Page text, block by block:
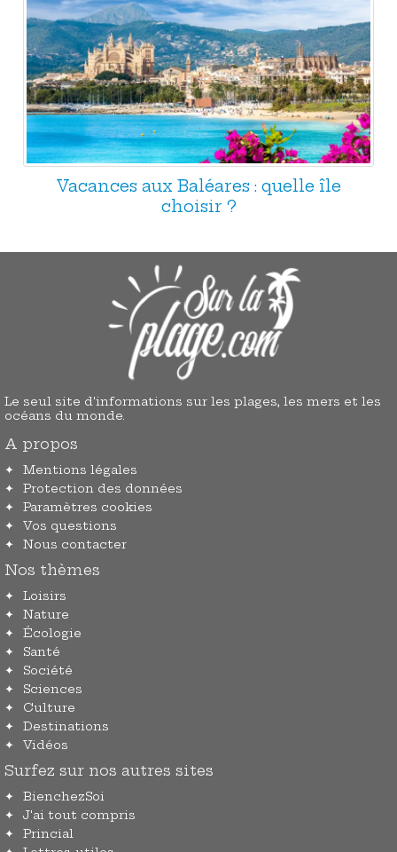
Vacances aux Baléares : quelle île
choisir ?
Le seul site d'informations sur les plages, les mers et les
océans du monde.
A propos
Mentions légales
Protection des données
Paramètres cookies
Vos questions
Nous contacter
Nos thèmes
Loisirs
Nature
Écologie
Santé
Société
Sciences
Culture
Destinations
Vidéos
Surfez sur nos autres sites
BienchezSoi
J'ai tout compris
Princial